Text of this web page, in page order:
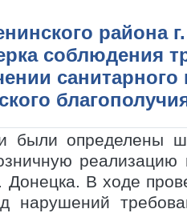
района
соблюдения
санитарного
были определены
реализацию
Донецка. В ходе
нарушений